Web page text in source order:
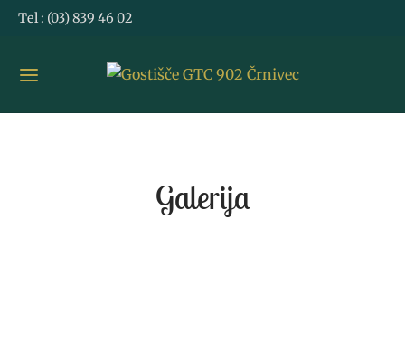
Tel : (03) 839 46 02
Galerija